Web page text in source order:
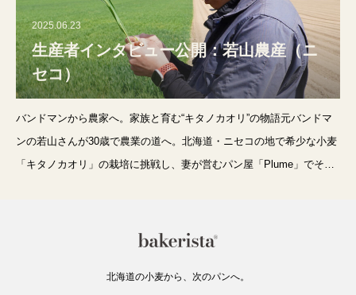
2025.06.23
生産者インタビュー公開：若山農産（ニ
セコ）
バンドマンから農家へ。家族と育む“キタノカオリ”の物語元バンドマ
ンの若山さんが30歳で農業の道へ。北海道・ニセコの地で希少な小麦
「キタノカオリ」の栽培に挑戦し、妻が営むパン屋「Plume」でその
北海道の小麦から、次のパンへ。